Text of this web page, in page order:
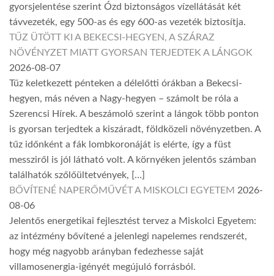
gyorsjelentése szerint Ózd biztonságos vízellátását két
távvezeték, egy 500-as és egy 600-as vezeték biztosítja.
TŰZ ÜTÖTT KI A BEKECSI-HEGYEN, A SZÁRAZ
NÖVÉNYZET MIATT GYORSAN TERJEDTEK A LÁNGOK
2026-08-07
Tűz keletkezett pénteken a délelőtti órákban a Bekecsi-
hegyen, más néven a Nagy-hegyen – számolt be róla a
Szerencsi Hírek. A beszámoló szerint a lángok több ponton
is gyorsan terjedtek a kiszáradt, földközeli növényzetben. A
tűz időnként a fák lombkoronáját is elérte, így a füst
messziről is jól látható volt. A környéken jelentős számban
találhatók szőlőültetvények, […]
BŐVÍTENÉ NAPERŐMŰVÉT A MISKOLCI EGYETEM 2026-
08-06
Jelentős energetikai fejlesztést tervez a Miskolci Egyetem:
az intézmény bővítené a jelenlegi napelemes rendszerét,
hogy még nagyobb arányban fedezhesse saját
villamosenergia-igényét megújuló forrásból.